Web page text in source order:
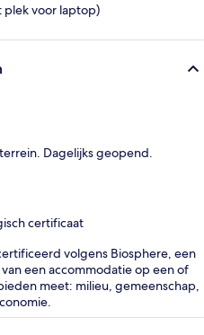
plek voor laptop)
Dagelijks geopend.
certificaat
volgens Biosphere, een
een accommodatie op een of
meet: milieu, gemeenschap,